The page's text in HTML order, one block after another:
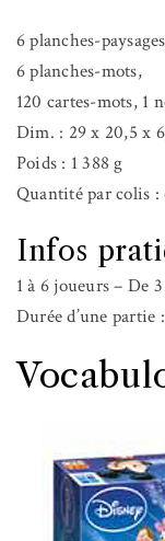
6 planches-
6 planches-mots,
120 cartes-mots, 1
Dim. : 29 x 20,5 x
Poids : 1 388 g
Quantité par colis :
Infos
1 à 6 joueurs – De
Durée d’une partie